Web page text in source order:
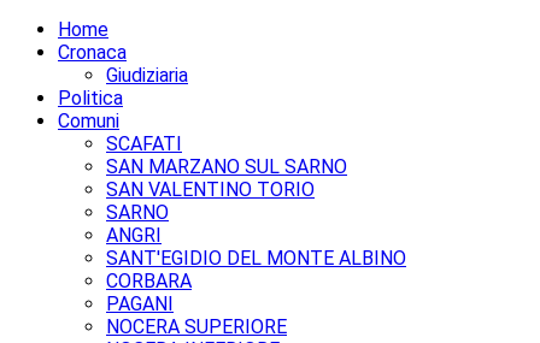
Home
Cronaca
Giudiziaria
Politica
Comuni
SCAFATI
SAN MARZANO SUL SARNO
SAN VALENTINO TORIO
SARNO
ANGRI
SANT'EGIDIO DEL MONTE ALBINO
CORBARA
PAGANI
NOCERA SUPERIORE